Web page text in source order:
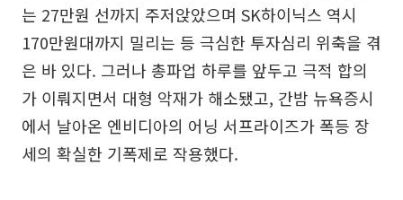
는 27만원 선까지 주저앉았으며 SK하이닉스 역시
170만원대까지 밀리는 등 극심한 투자심리 위축을 겪
은 바 있다. 그러나 총파업 하루를 앞두고 극적 합의
가 이뤄지면서 대형 악재가 해소됐고, 간밤 뉴욕증시
에서 날아온 엔비디아의 어닝 서프라이즈가 폭등 장
세의 확실한 기폭제로 작용했다.